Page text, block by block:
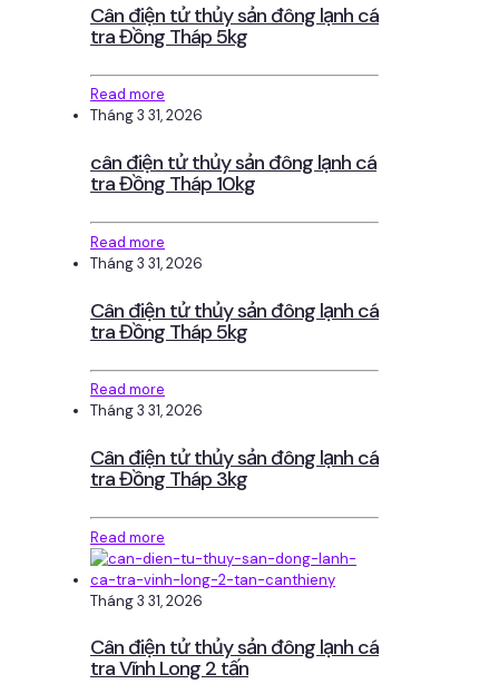
Cân điện tử thủy sản đông lạnh cá
tra Đồng Tháp 5kg
Read more
Tháng 3 31, 2026
cân điện tử thủy sản đông lạnh cá
tra Đồng Tháp 10kg
Read more
Tháng 3 31, 2026
Cân điện tử thủy sản đông lạnh cá
tra Đồng Tháp 5kg
Read more
Tháng 3 31, 2026
Cân điện tử thủy sản đông lạnh cá
tra Đồng Tháp 3kg
Read more
Tháng 3 31, 2026
Cân điện tử thủy sản đông lạnh cá
tra Vĩnh Long 2 tấn